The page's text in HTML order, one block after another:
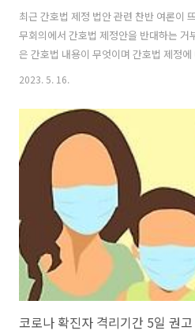
최근 간호법 제정 법안 관련 찬반 여론이
무회의에서 간호법 제정안을 반대하는 거
은 간호법 내용이 무엇이며 간호법 제정
자세히 알아보겠습니다. 간호법이란 간호
것은 간호사의 과도한 업무량, 낮은 보수
하기 위해 시작되었습니다. 초고령화 사
가 증하가고 있고 그 만큼 간호 영역이 확
는 상황입니다. 따라서 이 간호법 제정을
스를 제공하고자 하는 것이 간호법 제정
정에 대한 쟁점은 ..
2023. 5. 16.
코로나 확진자 격리기간 5일 권고